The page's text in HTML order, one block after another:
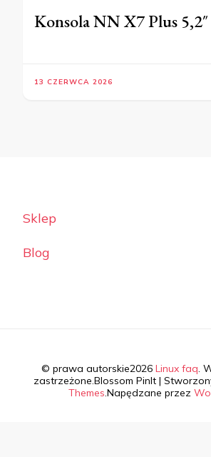
Konsola NN X7 Plus 5,2″
13 CZERWCA 2026
Sklep
Blog
© prawa autorskie2026 Linux faq.
zastrzeżone.Blossom PinIt |
Themes.Napędzane przez